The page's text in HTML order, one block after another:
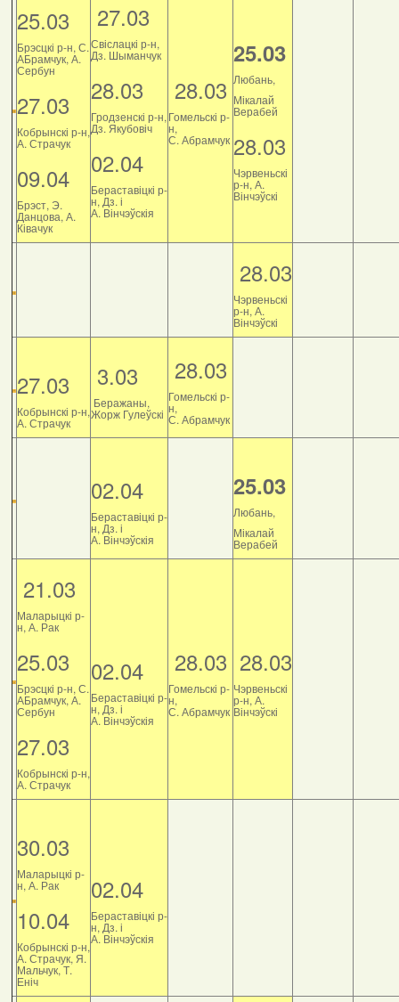
25.03
Брэсцкі р-н, С.
АБрамчук, А.
Сербун
27.03
Кобрынскі р-н,
А. Страчук
09.04
Брэст, Э.
Данцова, А.
Ківачук
27.03
Свіслацкі р-н,
Дз. Шыманчук
28.03
Гродзенскі р-н,
Дз. Якубовіч
02.04
Бераставіцкі р-
н, Дз. і
А. Вінчэўскія
28.03
Гомельскі р-
н,
С. Абрамчук
25.03
Любань,
Мікалай
Верабей
28.03
Чэрвеньскі
р-н, А.
Вінчэўскі
28.03
Чэрвеньскі
р-н, А.
Вінчэўскі
27.03
Кобрынскі р-н,
А. Страчук
3.03
Беражаны,
Жорж Гулеўскі
28.03
Гомельскі р-
н,
С. Абрамчук
02.04
Бераставіцкі р-
н, Дз. і
А. Вінчэўскія
25.03
Любань,
Мікалай
Верабей
21.03
Маларыцкі р-
н, А. Рак
25.03
Брэсцкі р-н, С.
АБрамчук, А.
Сербун
27.03
Кобрынскі р-н,
А. Страчук
02.04
Бераставіцкі р-
н, Дз. і
А. Вінчэўскія
28.03
Гомельскі р-
н,
С. Абрамчук
28.03
Чэрвеньскі
р-н, А.
Вінчэўскі
30.03
Маларыцкі р-
н, А. Рак
10.04
Кобрынскі р-н,
А. Страчук, Я.
Мальчук, Т.
Еніч
02.04
Бераставіцкі р-
н, Дз. і
А. Вінчэўскія